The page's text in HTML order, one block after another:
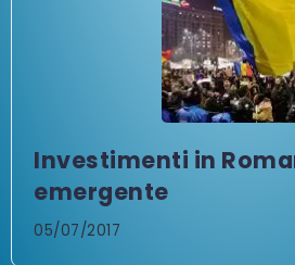
Investimenti in
emergente
05/07/2017